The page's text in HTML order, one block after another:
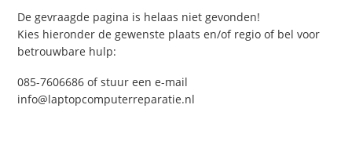
De gevraagde pagina is helaas niet gevonden!
Kies hieronder de gewenste plaats en/of regio of bel voor
betrouwbare hulp:
085-7606686 of stuur een e-mail
info@laptopcomputerreparatie.nl